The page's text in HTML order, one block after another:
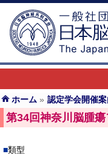
ホーム » 認定学会開催
第34回神奈川脳腫
類型